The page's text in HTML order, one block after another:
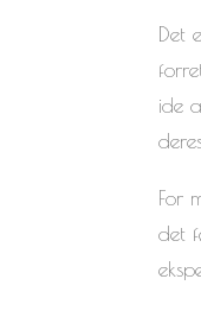
Det
ide
For
det